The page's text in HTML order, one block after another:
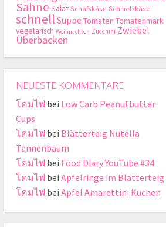
Sahne Salat Schafskäse Schmelzkäse
schnell Suppe Tomaten Tomatenmark
vegetarisch Weihnachten Zucchini Zwiebel
Überbacken
NEUESTE KOMMENTARE
โคมไฟ bei Low Carb Peanutbutter
Cups
โคมไฟ bei Blätterteig Nutella
Tannenbaum
โคมไฟ bei Food Diary YouTube #34
โคมไฟ bei Apfelringe im Blätterteig
โคมไฟ bei Apfel Amarettini Kuchen